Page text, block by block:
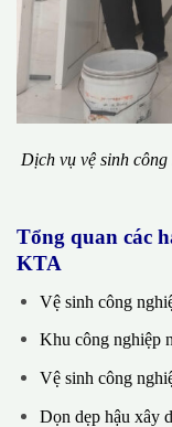
Dịch vụ vệ sinh
Tổng quan các
KTA
Vệ sinh công
Khu công nghiệp
Vệ sinh công
Dọn dẹp hậu xây